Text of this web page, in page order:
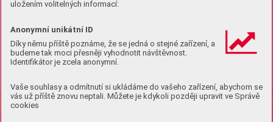
uložením volitelných informací:
Anonymní unikátní ID
Díky němu příště poznáme, že se jedná o stejné zařízení, a
budeme tak moci přesněji vyhodnotit návštěvnost.
Identifikátor je zcela anonymní.
Vaše souhlasy a odmítnutí si ukládáme do vašeho zařízení, abychom se
vás už příště znovu neptali. Můžete je kdykoli později upravit ve Správě
cookies